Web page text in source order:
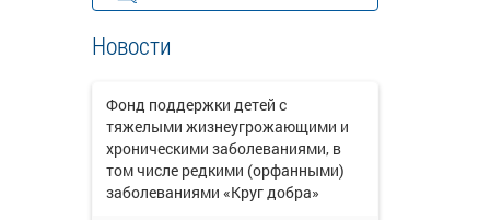
Новости
Фонд поддержки детей с
тяжелыми жизнеугрожающими и
хроническими заболеваниями, в
том числе редкими (орфанными)
заболеваниями «Круг добра»